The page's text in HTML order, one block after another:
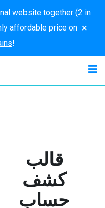
website together (2 in
affordable price on
!
×
قالب
كشف
حساب